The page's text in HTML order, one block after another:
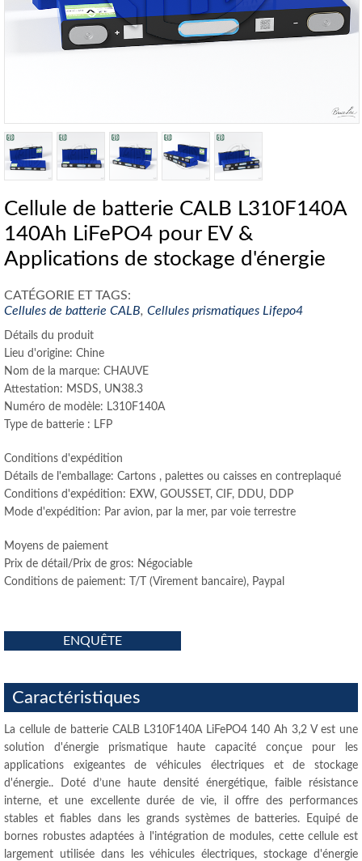
Cellule de batterie CALB L310F140A
140Ah LiFePO4 pour EV &
Applications de stockage d'énergie
CATÉGORIE ET ​​TAGS:
Cellules de batterie CALB, Cellules prismatiques Lifepo4
Détails du produit
Lieu d'origine: Chine
Nom de la marque: CHAUVE
Attestation: MSDS, UN38.3
Numéro de modèle: L310F140A
Type de batterie : LFP
Conditions d'expédition
Détails de l'emballage: Cartons , palettes ou caisses en contreplaqué
Conditions d'expédition: EXW, GOUSSET, CIF, DDU, DDP
Mode d'expédition: Par avion, par la mer, par voie terrestre
Moyens de paiement
Prix ​​de détail/Prix de gros: Négociable
Conditions de paiement: T/T (Virement bancaire), Paypal
ENQUÊTE
Caractéristiques
La cellule de batterie CALB L310F140A LiFePO4 140 Ah 3,2 V est une
solution d'énergie prismatique haute capacité conçue pour les
applications exigeantes de véhicules électriques et de stockage
d'énergie.. Doté d’une haute densité énergétique, faible résistance
interne, et une excellente durée de vie, il offre des performances
stables et fiables dans les grands systèmes de batteries. Equipé de
bornes robustes adaptées à l'intégration de modules, cette cellule est
largement utilisée dans les véhicules électriques, stockage d'énergie